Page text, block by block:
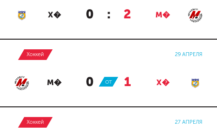
Х� 0 : 2 М�
Хоккей 29 АПРЕЛЯ
М� 0 : 1 Х�
ОТ
Хоккей 27 АПРЕЛЯ